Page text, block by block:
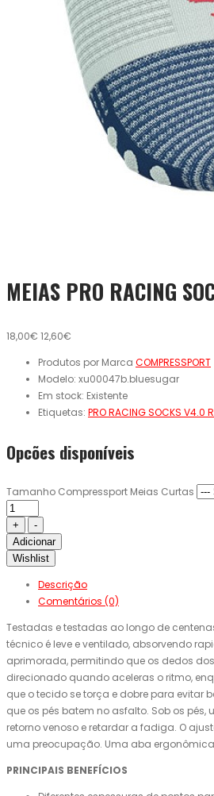
MEIAS PRO RACING
18,00€ 12,60€
Produtos por Marca COMPRESSPORT
Modelo: xu00047b.bluesugar
Em stock: Existente
Etiquetas: PRO RACING SOCKS V4.0
Opcões disponíveis
Tamanho Compressport Meias Curtas
Adicionar
Wishlist
Descrição
Comentários (0)
Testadas e testadas ao longo de
técnico é leve e ventilado, absorvendo
aprimorada, permitindo que os dedos
direcionado quando aceleras o ritmo,
que o tecido se torça e dobre para evitar
que os pés batem no asfalto. Sob os
retorno venoso e retardar a fadiga. O
uma preocupação. Uma aba
PRINCIPAIS BENEFÍCIOS